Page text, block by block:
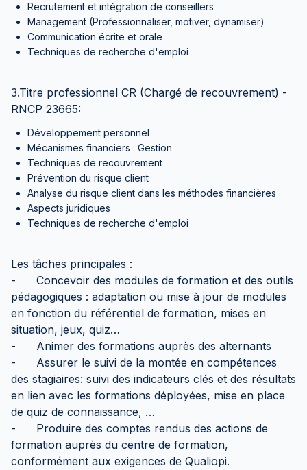
Recrutement et intégration de conseillers
Management (Professionnaliser, motiver, dynamiser)
Communication écrite et orale
Techniques de recherche d'emploi
3.Titre professionnel CR (Chargé de recouvrement) -
RNCP 23665:
Développement personnel
Mécanismes financiers : Gestion
Techniques de recouvrement
Prévention du risque client
Analyse du risque client dans les méthodes financières
Aspects juridiques
Techniques de recherche d'emploi
Les tâches principales :
- Concevoir des modules de formation et des outils
pédagogiques : adaptation ou mise à jour de modules
en fonction du référentiel de formation, mises en
situation, jeux, quiz…
- Animer des formations auprès des alternants
- Assurer le suivi de la montée en compétences
des stagiaires: suivi des indicateurs clés et des résultats
en lien avec les formations déployées, mise en place
de quiz de connaissance, …
- Produire des comptes rendus des actions de
formation auprès du centre de formation,
conformément aux exigences de Qualiopi.